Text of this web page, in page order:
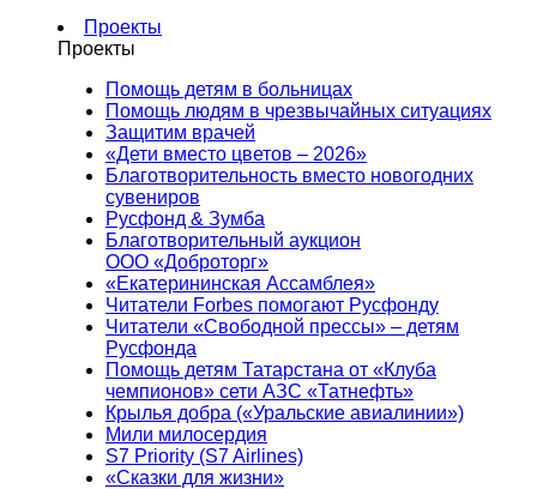
Проекты
Проекты
Помощь детям в больницах
Помощь людям в чрезвычайных ситуациях
Защитим врачей
«Дети вместо цветов – 2026»
Благотворительность вместо новогодних
сувениров
Русфонд & Зумба
Благотворительный аукцион
ООО «Доброторг»
«Екатерининская Ассамблея»
Читатели Forbes помогают Русфонду
Читатели «Свободной прессы» – детям
Русфонда
Помощь детям Татарстана от «Клуба
чемпионов» сети АЗС «Татнефть»
Крылья добра («Уральские авиалинии»)
Мили милосердия
S7 Priority (S7 Airlines)
«Сказки для жизни»